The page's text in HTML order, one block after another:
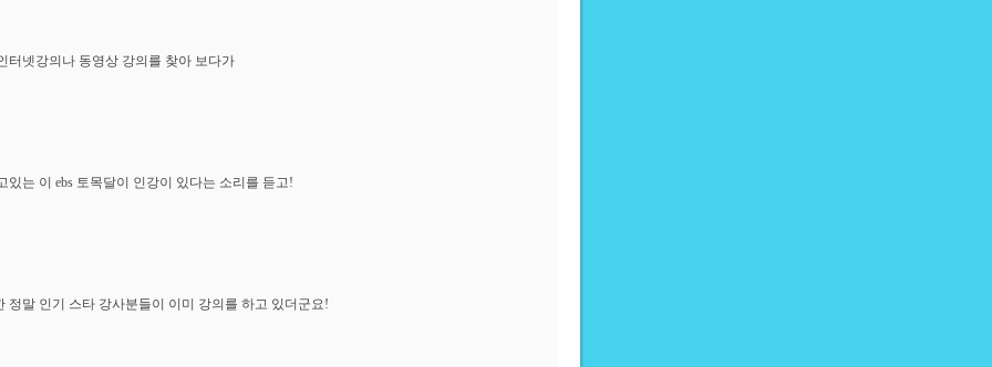
터넷강의나 동영상 강의를 찾아 보다가
있는 이 ebs 토목달이 인강이 있다는 소리를 듣고!
정말 인기 스타 강사분들이 이미 강의를 하고 있더군요!